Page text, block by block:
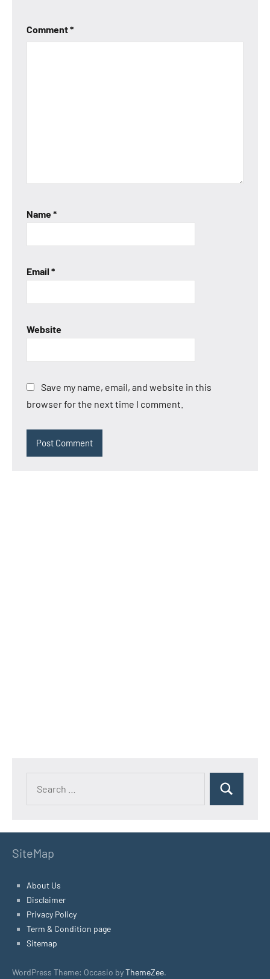
Comment*
Name*
Email *
Website
Save my name, email, and website in this
browser for the next time I comment.
SiteMap
About Us
Disclaimer
Privacy Policy
Term & Condition page
Sitemap
WordPress Theme: Occasio byThemeZee.